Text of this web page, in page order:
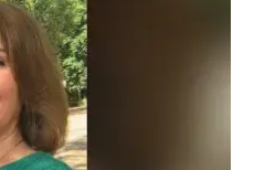
da população e a
em serviços...